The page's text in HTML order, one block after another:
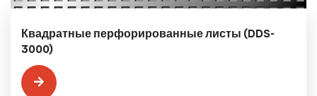
Квадратные перфорированные листы (DDS-
3000)